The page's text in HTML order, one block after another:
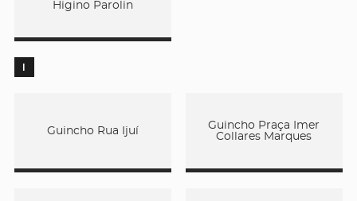
Higino Parolin
I
Guincho Rua Ijuí
Guincho Praça Imer
Collares Marques